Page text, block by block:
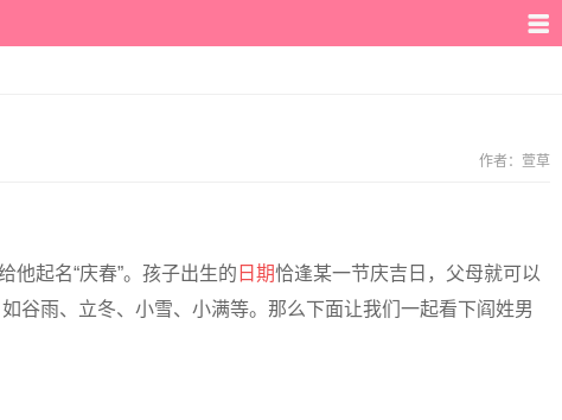
作者： 萱草
他起名“庆春”。孩子出生的 日期恰逢某一节庆吉日，父母就可以
谷雨、立冬、小雪、小满等。那么下面让我们一起看下阎姓男